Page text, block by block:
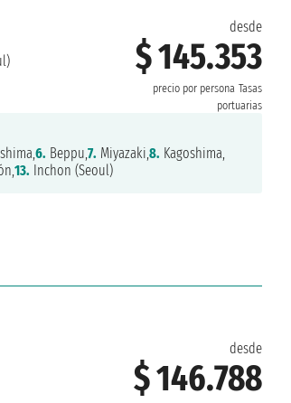
desde
$ 145.353
precio por persona Tasas
portuarias
6. Beppu,7. Miyazaki,8. Kagoshima,
13. Inchon (Seoul)
desde
$ 146.788